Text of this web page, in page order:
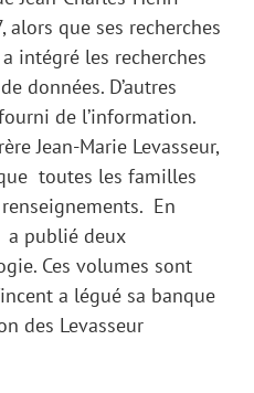
alors que ses recherches
intégré les recherches
données. D’autres
de l’information.
Jean-Marie Levasseur,
toutes les familles
En
a publié deux
Ces volumes sont
a légué sa banque
des Levasseur